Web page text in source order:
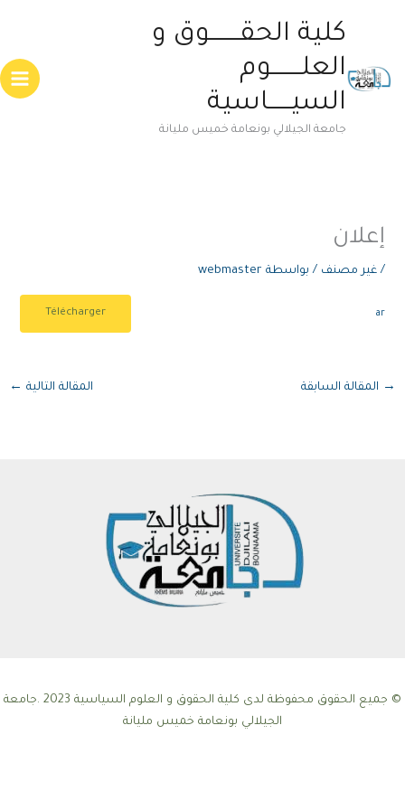
كلية الحقــــــــوق و
العلــــــــوم
السيــــــاسية
جامعة الجيلالي بونعامة خميس مليانة
إعلان
/غير مصنف / بواسطة webmaster
ar
Télécharger
→ المقالة السابقة المقالة التالية ←
© جميع الحقوق محفوظة لدى كلية الحقوق و العلوم السياسية 2023 .جامعة
الجيلالي بونعامة خميس مليانة